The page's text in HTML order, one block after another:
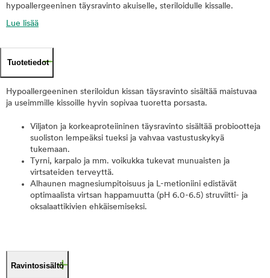
hypoallergeeninen täysravinto akuiselle, steriloidulle kissalle.
Lue lisää
Tuotetiedot
Hypoallergeeninen steriloidun kissan täysravinto sisältää maistuvaa
ja useimmille kissoille hyvin sopivaa tuoretta porsasta.
Viljaton ja korkeaproteiininen täysravinto sisältää probiootteja
suoliston lempeäksi tueksi ja vahvaa vastustuskykyä
tukemaan.
Tyrni, karpalo ja mm. voikukka tukevat munuaisten ja
virtsateiden terveyttä.
Alhaunen magnesiumpitoisuus ja L-metioniini edistävät
optimaalista virtsan happamuutta (pH 6.0-6.5) struviitti- ja
oksalaattikivien ehkäisemiseksi.
Ravintosisältö